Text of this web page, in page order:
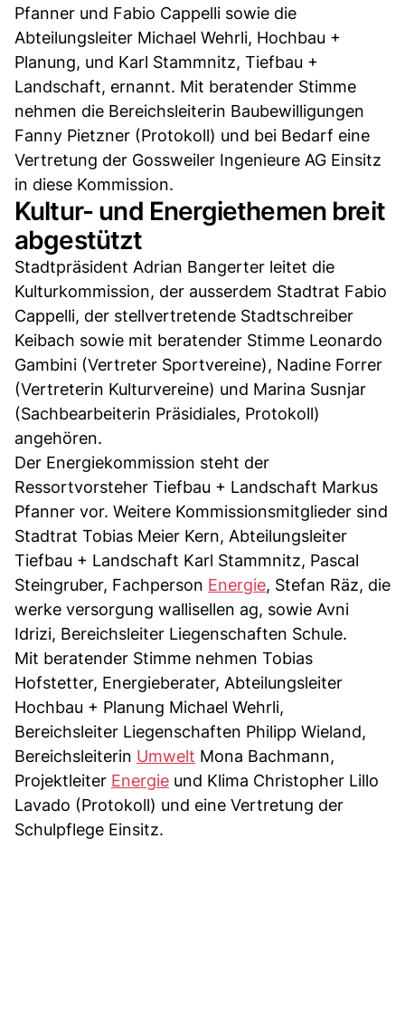
Pfanner und Fabio Cappelli sowie die
Abteilungsleiter Michael Wehrli, Hochbau +
Planung, und Karl Stammnitz, Tiefbau +
Landschaft, ernannt. Mit beratender Stimme
nehmen die Bereichsleiterin Baubewilligungen
Fanny Pietzner (Protokoll) und bei Bedarf eine
Vertretung der Gossweiler Ingenieure AG Einsitz
in diese Kommission.
Kultur- und Energiethemen breit
abgestützt
Stadtpräsident Adrian Bangerter leitet die
Kulturkommission, der ausserdem Stadtrat Fabio
Cappelli, der stellvertretende Stadtschreiber
Keibach sowie mit beratender Stimme Leonardo
Gambini (Vertreter Sportvereine), Nadine Forrer
(Vertreterin Kulturvereine) und Marina Susnjar
(Sachbearbeiterin Präsidiales, Protokoll)
angehören.
Der Energiekommission steht der
Ressortvorsteher Tiefbau + Landschaft Markus
Pfanner vor. Weitere Kommissionsmitglieder sind
Stadtrat Tobias Meier Kern, Abteilungsleiter
Tiefbau + Landschaft Karl Stammnitz, Pascal
Steingruber, Fachperson Energie, Stefan Räz, die
werke versorgung wallisellen ag, sowie Avni
Idrizi, Bereichsleiter Liegenschaften Schule.
Mit beratender Stimme nehmen Tobias
Hofstetter, Energieberater, Abteilungsleiter
Hochbau + Planung Michael Wehrli,
Bereichsleiter Liegenschaften Philipp Wieland,
Bereichsleiterin Umwelt Mona Bachmann,
Projektleiter Energie und Klima Christopher Lillo
Lavado (Protokoll) und eine Vertretung der
Schulpflege Einsitz.